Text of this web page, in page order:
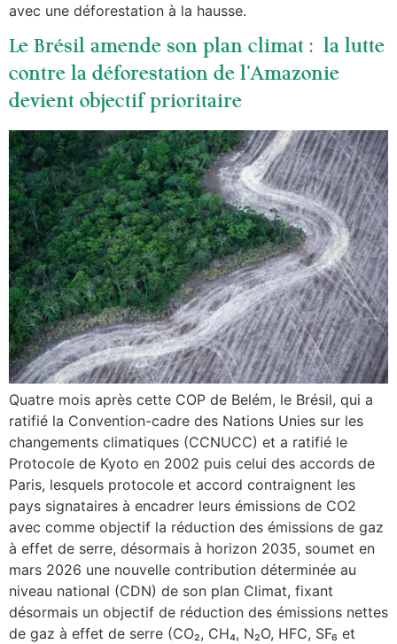
avec une déforestation à la hausse.
Le Brésil amende son plan climat : la lutte
contre la déforestation de l’Amazonie
devient objectif prioritaire
Quatre mois après cette COP de Belém, le Brésil, qui a
ratifié la Convention-cadre des Nations Unies sur les
changements climatiques (CCNUCC) et a ratifié le
Protocole de Kyoto en 2002 puis celui des accords de
Paris, lesquels protocole et accord contraignent les
pays signataires à encadrer leurs émissions de CO2
avec comme objectif la réduction des émissions de gaz
à effet de serre, désormais à horizon 2035, soumet en
mars 2026 une nouvelle contribution déterminée au
niveau national (CDN) de son plan Climat, fixant
désormais un objectif de réduction des émissions nettes
de gaz à effet de serre (CO₂, CH₄, N₂O, HFC, SF₆ et